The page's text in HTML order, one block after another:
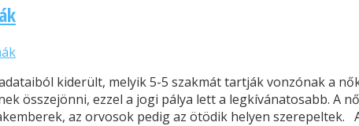
kiderült, melyik 5-5 szakmát tartják vonzónak a
összejönni, ezzel a jogi pálya lett a legkívánatosabb. A
az orvosok pedig az ötödik helyen szerepeltek.